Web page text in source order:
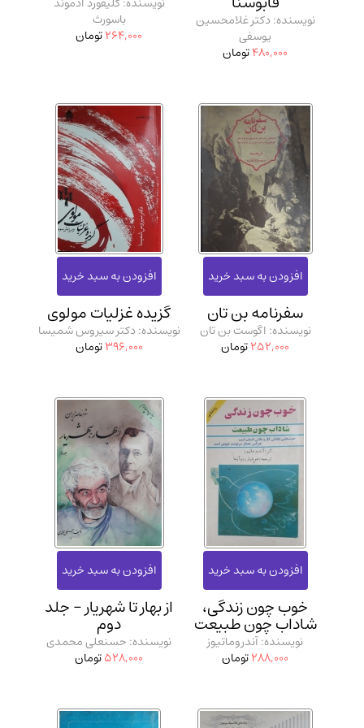
نویسنده: دکتر غلامحسین
یوسفی
480,000تومان
باسورث
264,000تومان
سفرنامه بن تان
نویسنده: اگوست بن تان
252,000تومان
گزیده غزلیات مولوی
نویسنده: دکتر سیروس شمیسا
396,000تومان
خوب چون زندگی،
شاداب چون طبیعت
نویسنده: آندروماتیوز
288,000تومان
از بهار تا شهریار - جلد
دوم
نویسنده: حسنعلی محمدی
528,000تومان